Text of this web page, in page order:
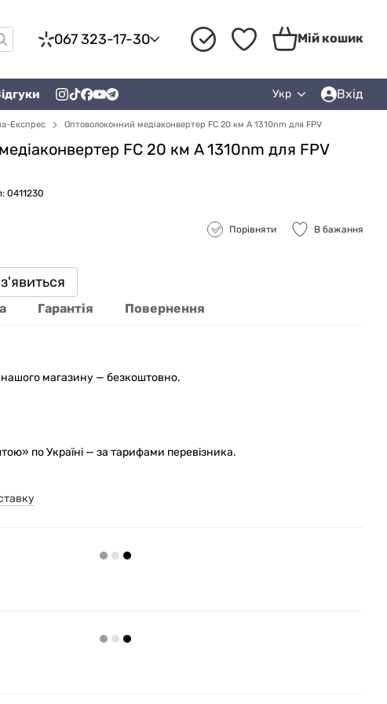
067 323-17-30 Мій кошик
Укр Вхід
Експрес Оптоволоконний медіаконвертер FC 20 км A 1310nm для FPV
FC 20 км A 1310nm для FPV
0411230
Порівняти В бажання
Гарантія Повернення
нашого магазину — безкоштовно.
по Україні — за тарифами перевізника.